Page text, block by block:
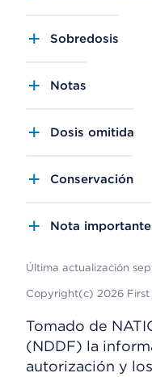
Sobredosis
Notas
Dosis omitida
Conservación
Nota importante
Última actualización
Copyright(c) 2026 First
Tomado de
(NDDF) la
autorización y